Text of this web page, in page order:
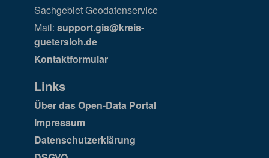
Sachgebiet Geodatenservice
Mail: support.gis@kreis-
guetersloh.de
Kontaktformular
Links
Über das Open-Data Portal
Impressum
Datenschutzerklärung